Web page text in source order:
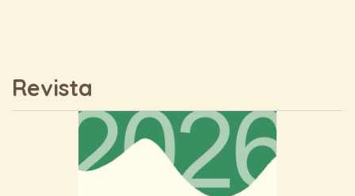
Revista